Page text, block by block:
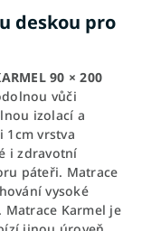
deskou pro
90 × 200
vůči
izolací a
1cm vrstva
i zdravotní
páteři. Matrace
vysoké
. Matrace Karmel je